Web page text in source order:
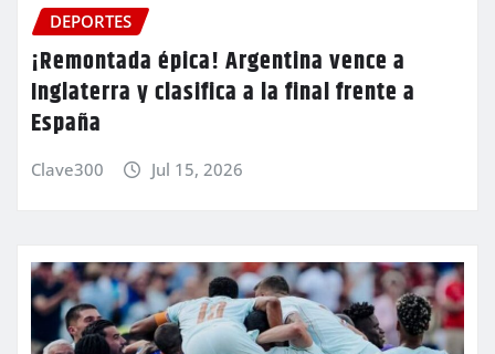
DEPORTES
¡Remontada épica! Argentina vence a
Inglaterra y clasifica a la final frente a
España
Clave300 Jul 15, 2026